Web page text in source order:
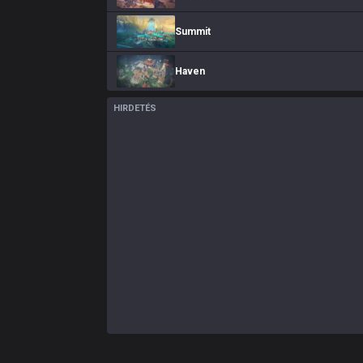
Summit
Haven
HIRDETÉS